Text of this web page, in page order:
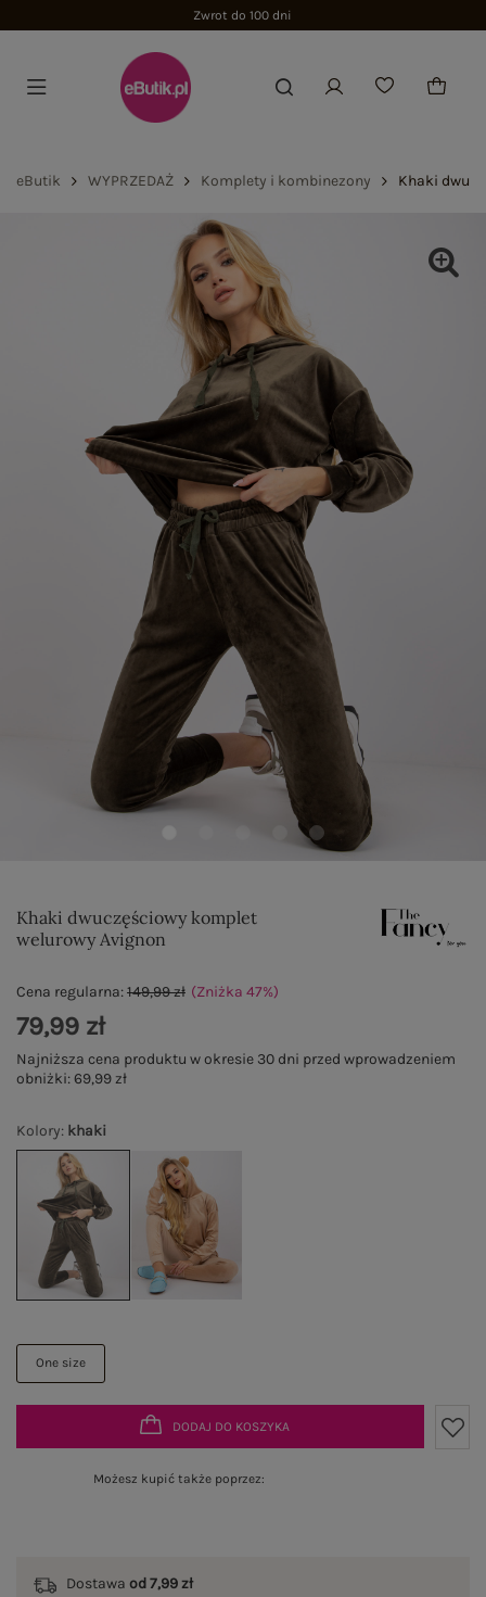
Zwrot do 100 dni
eButik WYPRZEDAŻ Komplety i kombinezony Khaki
Khaki dwuczęściowy komplet
welurowy Avignon
Kolory: khaki
One size
Cena regularna:149,99 zł (Zniżka 47%)
79,99 zł
Najniższa cena produktu w okresie 30 dni przed wprowadzeniem
obniżki:69,99 zł
DODAJ DO KOSZYKA
Możesz kupić także poprzez:
Dostawa od 7,99 zł